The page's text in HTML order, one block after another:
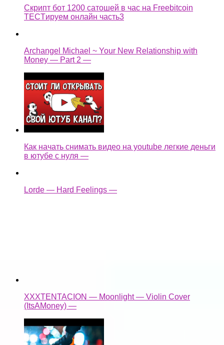
Скрипт бот 1200 сатошей в час на Freebitcoin
TECTируем онлайн часть3
Archangel Michael ~ Your New Relationship with
Money — Part 2 —
Как начать снимать видео на youtube легкие деньги
в ютубе с нуля —
Lorde — Hard Feelings —
NIGHT PHOTOGRAPHY —
Деловой интернет